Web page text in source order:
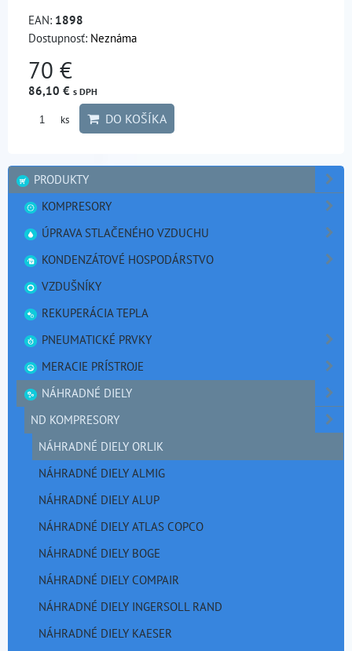
EAN: 1898
Dostupnosť: Neznáma
70 €
86,10 € s DPH
ks DO KOŠÍKA
PRODUKTY
KOMPRESORY
ÚPRAVA STLAČENÉHO VZDUCHU
KONDENZÁTOVÉ HOSPODÁRSTVO
VZDUŠNÍKY
REKUPERÁCIA TEPLA
PNEUMATICKÉ PRVKY
MERACIE PRÍSTROJE
NÁHRADNÉ DIELY
ND KOMPRESORY
NÁHRADNÉ DIELY ORLIK
NÁHRADNÉ DIELY ALMIG
NÁHRADNÉ DIELY ALUP
NÁHRADNÉ DIELY ATLAS COPCO
NÁHRADNÉ DIELY BOGE
NÁHRADNÉ DIELY COMPAIR
NÁHRADNÉ DIELY INGERSOLL RAND
NÁHRADNÉ DIELY KAESER